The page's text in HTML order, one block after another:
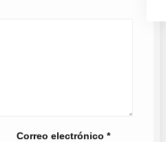
Correo electrónico*